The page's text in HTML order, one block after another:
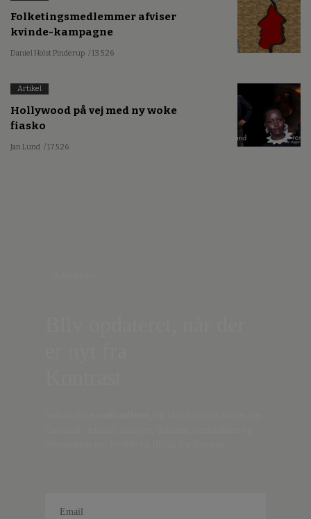
Folketingsmedlemmer afviser
kvinde-kampagne
Daniel Holst Pinderup / 13.5.26
Artikel
Hollywood på vej med ny woke
fiasko
Jan Lund / 17.5.26